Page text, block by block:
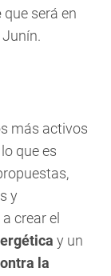
que será en
más activos
que es
y
crear el
y un
la